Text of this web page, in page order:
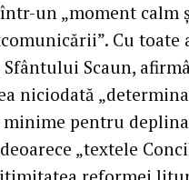
un „moment calm
Cu toate
Scaun,
niciodată
pentru
„textele